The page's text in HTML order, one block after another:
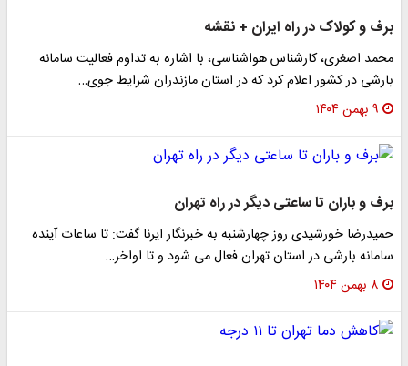
برف و کولاک در راه ایران + نقشه
محمد اصغری، کارشناس هواشناسی، با اشاره به تداوم فعالیت سامانه
بارشی در کشور اعلام کرد که در استان مازندران شرایط جوی…
۹ بهمن ۱۴۰۴
برف و باران تا ساعتی دیگر در راه تهران
حمیدرضا خورشیدی روز چهارشنبه به خبرنگار ایرنا گفت: تا ساعات آینده
سامانه بارشی در استان تهران فعال می شود و تا اواخر…
۸ بهمن ۱۴۰۴